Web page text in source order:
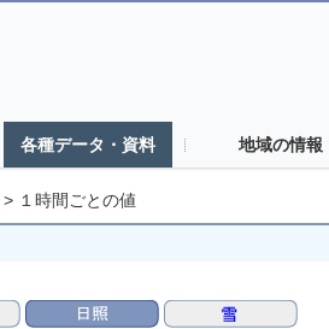
各種データ・資料 地域の情報
> １時間ごとの値